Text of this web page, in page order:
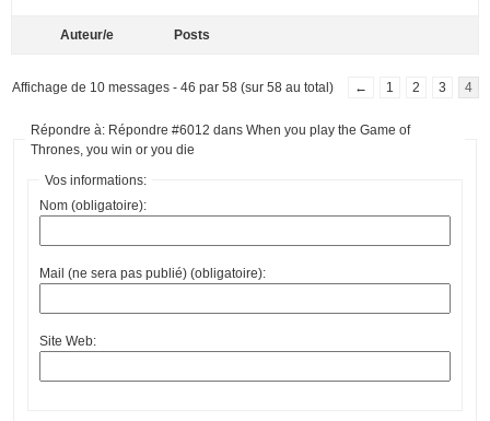
Auteur/e Posts
Affichage de 10 messages - 46 par 58 (sur 58 au total) ← 1 2 3 4
Répondre à: Répondre #6012 dans When you play the Game of
Thrones, you win or you die
Vos informations:
Nom (obligatoire):
Mail (ne sera pas publié) (obligatoire):
Site Web: